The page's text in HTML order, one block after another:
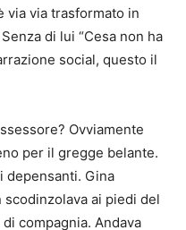
via via trasformato in
di lui “Cesa non ha
social, questo il
Ovviamente
per il gregge belante.
depensanti. Gina
scodinzolava ai piedi del
compagnia. Andava